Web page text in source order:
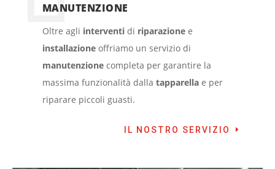
MANUTENZIONE
Oltre agli interventidi riparazionee
installazioneoffriamo un servizio di
manutenzionecompleta per garantire la
massima funzionalità dalla tapparellae per
riparare piccoli guasti.
IL NOSTRO SERVIZIO